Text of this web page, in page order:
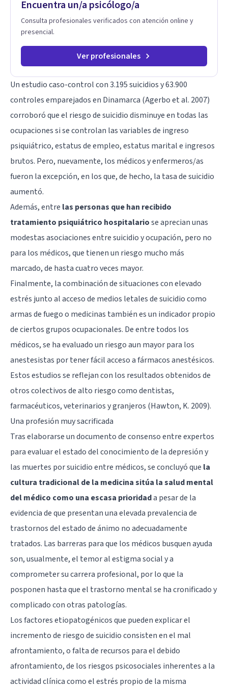
Encuentra un/a psicólogo/a
Consulta profesionales verificados con atención online y
presencial.
Ver profesionales
Un estudio caso-control con 3.195 suicidios y 63.900
controles emparejados en Dinamarca (Agerbo et al. 2007)
corroboró que el riesgo de suicidio disminuye en todas las
ocupaciones si se controlan las variables de ingreso
psiquiátrico, estatus de empleo, estatus marital e ingresos
brutos. Pero, nuevamente, los médicos y enfermeros/as
fueron la excepción, en los que, de hecho, la tasa de suicidio
aumentó.
Además, entre las personas que han recibido
tratamiento psiquiátrico hospitalariose aprecian unas
modestas asociaciones entre suicidio y ocupación, pero no
para los médicos, que tienen un riesgo mucho más
marcado, de hasta cuatro veces mayor.
Finalmente, la combinación de situaciones con elevado
estrés junto al acceso de medios letales de suicidio como
armas de fuego o medicinas también es un indicador propio
de ciertos grupos ocupacionales. De entre todos los
médicos, se ha evaluado un riesgo aun mayor para los
anestesistas por tener fácil acceso a fármacos anestésicos.
Estos estudios se reflejan con los resultados obtenidos de
otros colectivos de alto riesgo como dentistas,
farmacéuticos, veterinarios y granjeros (Hawton, K. 2009).
Una profesión muy sacrificada
Tras elaborarse un documento de consenso entre expertos
para evaluar el estado del conocimiento de la depresión y
las muertes por suicidio entre médicos, se concluyó que la
cultura tradicional de la medicina sitúa la salud mental
del médico como una escasa prioridada pesar de la
evidencia de que presentan una elevada prevalencia de
trastornos del estado de ánimo no adecuadamente
tratados. Las barreras para que los médicos busquen ayuda
son, usualmente, el temor al estigma social y a
comprometer su carrera profesional, por lo que la
posponen hasta que el trastorno mental se ha cronificado y
complicado con otras patologías.
Los factores etiopatogénicos que pueden explicar el
incremento de riesgo de suicidio consisten en el mal
afrontamiento, o falta de recursos para el debido
afrontamiento, de los riesgos psicosociales inherentes a la
actividad clínica como el estrés propio de la misma